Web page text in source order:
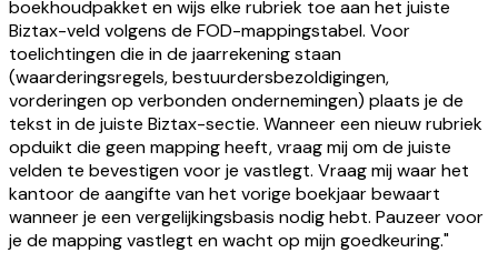
boekhoudpakket en wijs elke rubriek toe aan het juiste
Biztax-veld volgens de FOD-mappingstabel. Voor
toelichtingen die in de jaarrekening staan
(waarderingsregels, bestuurdersbezoldigingen,
vorderingen op verbonden ondernemingen) plaats je de
tekst in de juiste Biztax-sectie. Wanneer een nieuw rubriek
opduikt die geen mapping heeft, vraag mij om de juiste
velden te bevestigen voor je vastlegt. Vraag mij waar het
kantoor de aangifte van het vorige boekjaar bewaart
wanneer je een vergelijkingsbasis nodig hebt. Pauzeer voor
je de mapping vastlegt en wacht op mijn goedkeuring."